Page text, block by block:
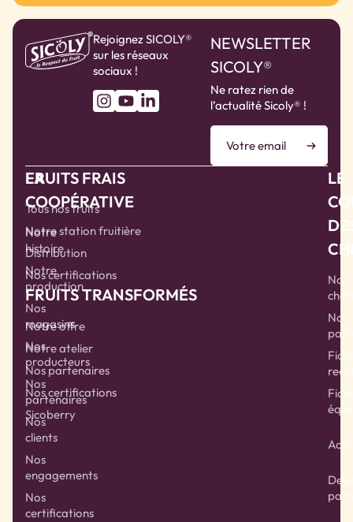
Rejoignez SICOLY®
sur les réseaux
sociaux !
NEWSLETTER
SICOLY®
Ne ratez rien de
l’actualité Sicoly® !
LA
COOPÉRATIVE
Notre
histoire
Notre
production
Nos
magasins
Nos
producteurs
Nos
partenaires
Nos
clients
Nos
engagements
Nos
certifications
FRUITS FRAIS
Tous nos fruits
Notre station fruitière
Distribution
Nos certifications
FRUITS TRANSFORMÉS
Notre offre
Notre atelier
Nos partenaires
Nos certifications
Sicoberry
LE
Nos
Nos